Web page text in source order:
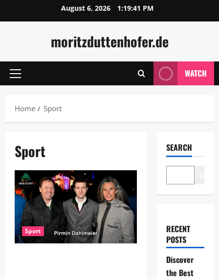
to
August 6, 2026 1:19:41 PM
moritzduttenhofer.de
Primary
WATCH
Home Sport
Sport
Sport
SEARCH
RECENT
POSTS
Discover
the Best